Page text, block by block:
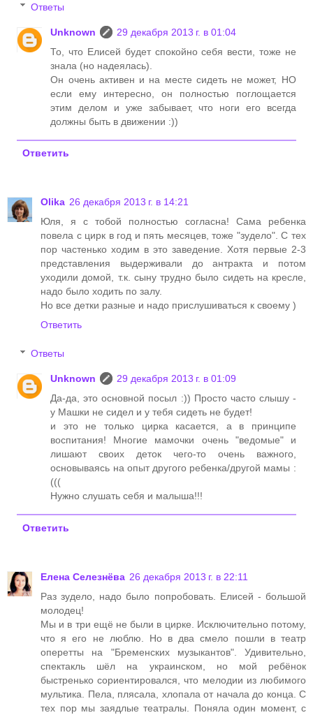
Ответы
Unknown
29 декабря 2013 г. в 01:04
То, что Елисей будет спокойно себя вести, тоже не
знала (но надеялась).
Он очень активен и на месте сидеть не может, НО
если ему интересно, он полностью поглощается
этим делом и уже забывает, что ноги его всегда
должны быть в движении :))
Ответить
Olika 26 декабря 2013 г. в 14:21
Юля, я с тобой полностью согласна! Сама ребенка
повела с цирк в год и пять месяцев, тоже "зудело". С тех
пор частенько ходим в это заведение. Хотя первые 2-3
представления выдерживали до антракта и потом
уходили домой, т.к. сыну трудно было сидеть на кресле,
надо было ходить по залу.
Но все детки разные и надо прислушиваться к своему )
Ответить
Ответы
Unknown
29 декабря 2013 г. в 01:09
Да-да, это основной посыл :)) Просто часто слышу -
у Машки не сидел и у тебя сидеть не будет!
и это не только цирка касается, а в принципе
воспитания! Многие мамочки очень "ведомые" и
лишают своих деток чего-то очень важного,
основываясь на опыт другого ребенка/другой мамы :
(((
Нужно слушать себя и малыша!!!
Ответить
Елена Селезнёва 26 декабря 2013 г. в 22:11
Раз зудело, надо было попробовать. Елисей - большой
молодец!
Мы и в три ещё не были в цирке. Исключительно потому,
что я его не люблю. Но в два смело пошли в театр
оперетты на "Бременских музыкантов". Удивительно,
спектакль шёл на украинском, но мой ребёнок
быстренько сориентировался, что мелодии из любимого
мультика. Пела, плясала, хлопала от начала до конца. С
тех пор мы заядлые театралы. Поняла один момент, с